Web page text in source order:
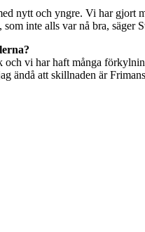
nytt och yngre. Vi har gjort
inte alls var nå bra, säger
och vi har haft många
ändå att skillnaden är